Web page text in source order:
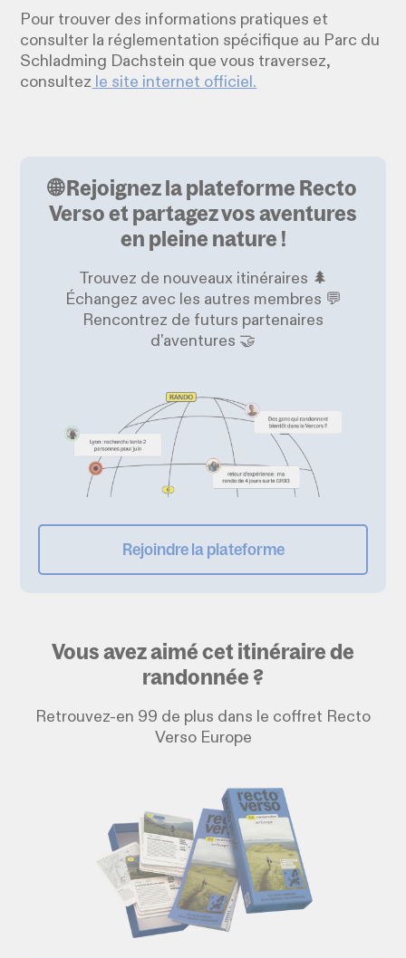
Pour trouver des informations pratiques et
consulter la réglementation spécifique au Parc du
Schladming Dachstein que vous traversez,
consultez le site internet officiel.
🌐 Rejoignez la plateforme Recto
Verso et partagez vos aventures
en pleine nature !
Trouvez de nouveaux itinéraires 🌲
Échangez avec les autres membres 💬
Rencontrez de futurs partenaires
d'aventures 🤝
Rejoindre la plateforme
Vous avez aimé cet itinéraire de
randonnée ?
Retrouvez-en 99 de plus dans le coffret Recto
Verso Europe